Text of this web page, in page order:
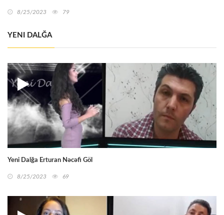
8/25/2023 79
YENI DALĞA
Yeni Dalğa Erturan Nəcəfi Göl
8/25/2023 69